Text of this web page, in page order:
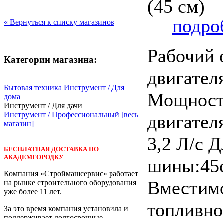
« Вернуться к списку магазинов
Категории магазина:
Бытовая техника Инструмент / Для
дома
Инструмент / Для дачи
Инструмент / Профессиональный [весь
магазин]
БЕСПЛАТНАЯ ДОСТАВКА ПО
АКАДЕМГОРОДКУ
Компания «Строймашсервис» работает
на рынке строительного оборудования
уже более 11 лет.
За это время компания установила и
Рабочий
3,2 Л/с